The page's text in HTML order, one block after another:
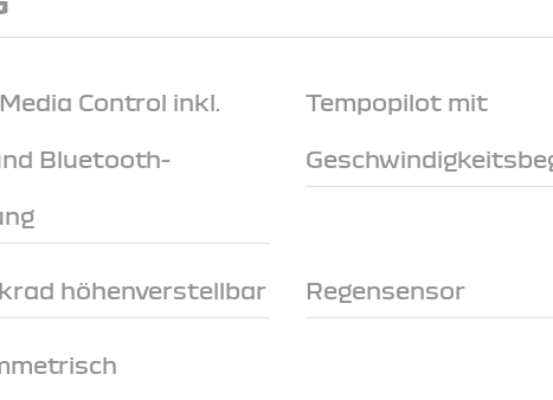
Control inkl.
Bluetooth-
Tempopilot mit
höhenverstellbar Regensensor